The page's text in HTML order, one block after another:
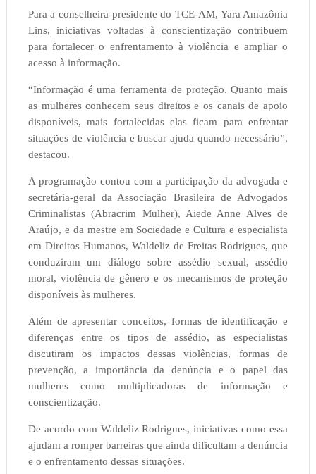
Para a conselheira-presidente do TCE-AM, Yara Amazônia
Lins, iniciativas voltadas à conscientização contribuem
para fortalecer o enfrentamento à violência e ampliar o
acesso à informação.
“Informação é uma ferramenta de proteção. Quanto mais
as mulheres conhecem seus direitos e os canais de apoio
disponíveis, mais fortalecidas elas ficam para enfrentar
situações de violência e buscar ajuda quando necessário”,
destacou.
A programação contou com a participação da advogada e
secretária-geral da Associação Brasileira de Advogados
Criminalistas (Abracrim Mulher), Aiede Anne Alves de
Araújo, e da mestre em Sociedade e Cultura e especialista
em Direitos Humanos, Waldeliz de Freitas Rodrigues, que
conduziram um diálogo sobre assédio sexual, assédio
moral, violência de gênero e os mecanismos de proteção
disponíveis às mulheres.
Além de apresentar conceitos, formas de identificação e
diferenças entre os tipos de assédio, as especialistas
discutiram os impactos dessas violências, formas de
prevenção, a importância da denúncia e o papel das
mulheres como multiplicadoras de informação e
conscientização.
De acordo com Waldeliz Rodrigues, iniciativas como essa
ajudam a romper barreiras que ainda dificultam a denúncia
e o enfrentamento dessas situações.